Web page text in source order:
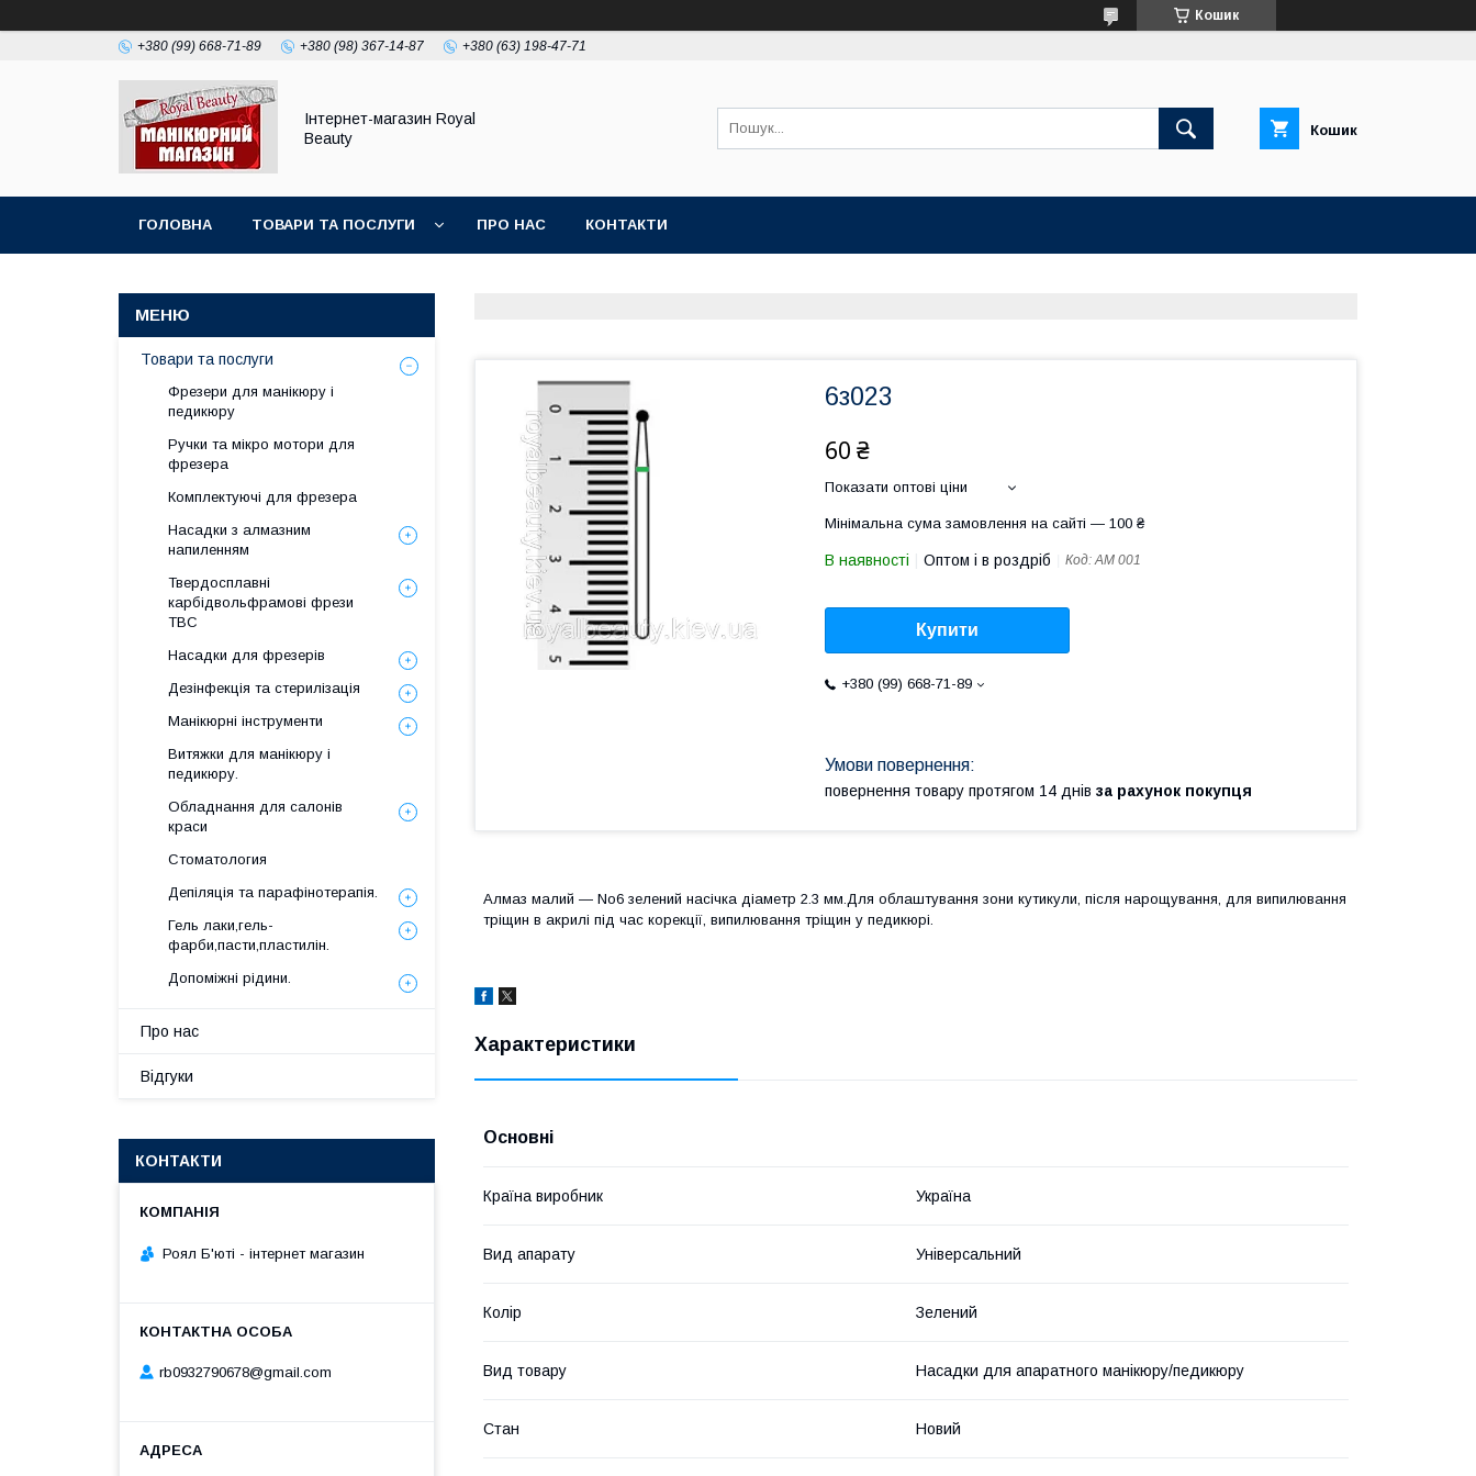
Кошик
+380 (99) 668-71-89 +380 (98) 367-14-87 +380 (63) 198-47-71
Інтернет-магазин Royal
Beauty
Кошик
ГОЛОВНА ТОВАРИ ТА ПОСЛУГИ ПРО НАС КОНТАКТИ
6з023
60 ₴
Показати оптові ціни
Мінімальна сума замовлення на сайті — 100 ₴
В наявності Оптом і в роздріб Код:AM 001
Купити
+380 (99) 668-71-89
повернення товару протягом 14 днів за рахунок покупця
Алмаз малий — No6 зелений насічка діаметр 2.3 мм.Для облаштування зони кутикули, після нарощування, для випилювання
тріщин в акрилі під час корекції, випилювання тріщин у педикюрі.
Характеристики
Основні
Країна виробник Україна
Вид апарату Універсальний
Колір Зелений
Вид товару Насадки для апаратного манікюру/педикюру
Стан Новий
Товари та послуги
Фрезери для манікюру і
педикюру
Ручки та мікро мотори для
фрезера
Комплектуючі для фрезера
Насадки з алмазним
напиленням
Твердосплавні
карбідвольфрамові фрези
ТВС
Насадки для фрезерів
Дезінфекція та стерилізація
Манікюрні інструменти
Витяжки для манікюру і
педикюру.
Обладнання для салонів
краси
Стоматология
Депіляція та парафінотерапія.
Гель лаки,гель-
фарби,пасти,пластилін.
Допоміжні рідини.
Про нас
Відгуки
КОНТАКТИ
Роял Б'юті - інтернет магазин
rb0932790678@gmail.com